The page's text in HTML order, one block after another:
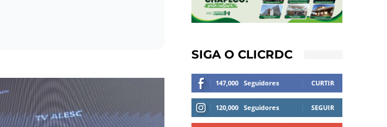
SIGA O CLICRDC
147,000 Seguidores CURTIR
120,000 Seguidores SEGUIR